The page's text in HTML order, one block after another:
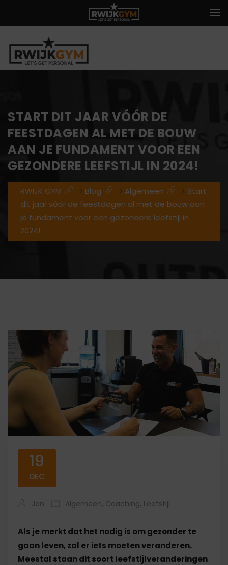
START DIT JAAR VÓÓR DE
FEESTDAGEN AL MET DE BOUW
AAN JE FUNDAMENT VOOR EEN
GEZONDERE LEEFSTIJL IN 2024!
RWIJK GYM > Blog > Algemeen > Start
dit jaar vóór de feestdagen al met de bouw aan
je fundament voor een gezondere leefstijl in
2024!
19
DEC
Jan Algemeen, Coaching, Leefstijl
Als je merkt dat het nodig is om gezonder te
gaan leven, zal er iets moeten veranderen.
Meestal staan dit soort leefstijlveranderingen